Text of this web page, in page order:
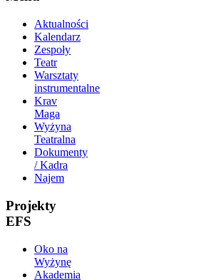
Aktualności
Kalendarz
Zespoły
Teatr
Warsztaty
instrumentalne
Krav
Maga
Wyżyna
Teatralna
Dokumenty
/ Kadra
Najem
Projekty
EFS
Oko na
Wyżynę
Akademia